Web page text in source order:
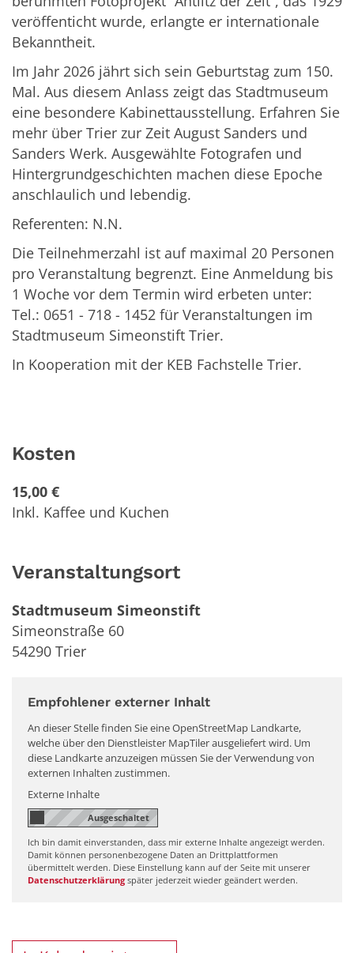
veröffenticht wurde, erlangte er internationale
Bekanntheit.
Im Jahr 2026 jährt sich sein Geburtstag zum 150.
Mal. Aus diesem Anlass zeigt das Stadtmuseum
eine besondere Kabinettausstellung. Erfahren Sie
mehr über Trier zur Zeit August Sanders und
Sanders Werk. Ausgewählte Fotografen und
Hintergrundgeschichten machen diese Epoche
anschlaulich und lebendig.
Referenten: N.N.
Die Teilnehmerzahl ist auf maximal 20 Personen
pro Veranstaltung begrenzt. Eine Anmeldung bis
1 Woche vor dem Termin wird erbeten unter:
Tel.: 0651 - 718 - 1452 für Veranstaltungen im
Stadtmuseum Simeonstift Trier.
In Kooperation mit der KEB Fachstelle Trier.
Kosten
15,00 €
Inkl. Kaffee und Kuchen
Veranstaltungsort
Stadtmuseum Simeonstift
Simeonstraße 60
54290 Trier
Empfohlener externer Inhalt
An dieser Stelle finden Sie eine OpenStreetMap Landkarte,
welche über den Dienstleister MapTiler ausgeliefert wird. Um
diese Landkarte anzuzeigen müssen Sie der Verwendung von
externen Inhalten zustimmen.
Externe Inhalte
Ich bin damit einverstanden, dass mir externe Inhalte angezeigt werden.
Damit können personenbezogene Daten an Drittplattformen
übermittelt werden. Diese Einstellung kann auf der Seite mit unserer
Datenschutzerklärung später jederzeit wieder geändert werden.